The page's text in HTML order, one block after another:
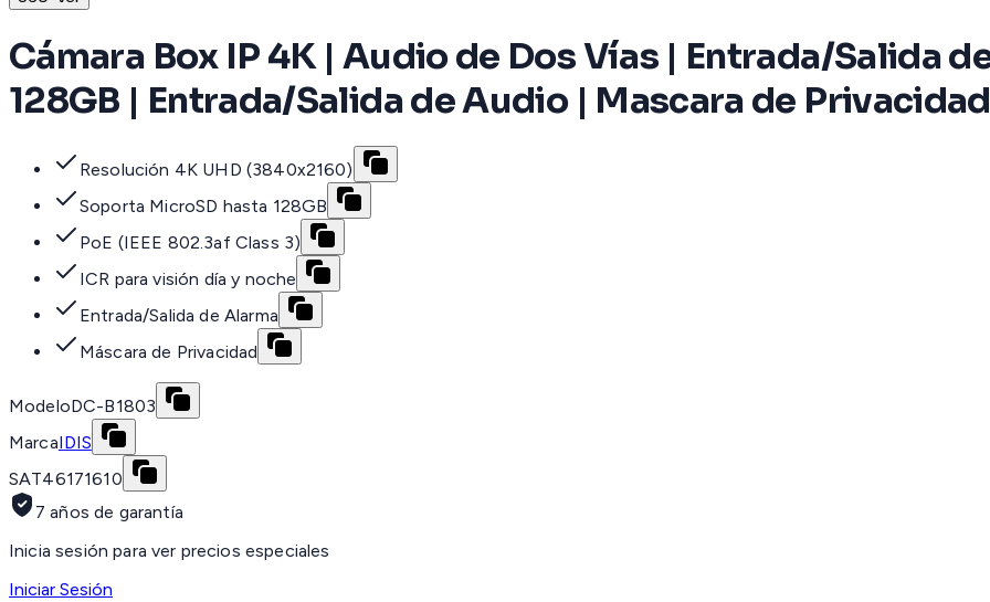
Cámara Box IP 4K | Audio de Dos Vías | Entrada/Salida
128GB | Entrada/Salida de Audio | Mascara de
Resolución 4K UHD (3840x2160)
Soporta MicroSD hasta 128GB
PoE (IEEE 802.3af Class 3)
ICR para visión día y noche
Entrada/Salida de Alarma
Máscara de Privacidad
ModeloDC-B1803
MarcaIDIS
SAT46171610
7 años de garantía
Inicia sesión para ver precios especiales
Iniciar Sesión